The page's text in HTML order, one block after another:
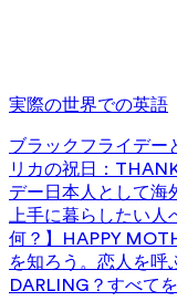
実際の世界での英語
ブラックフライデー
リカの祝日：
デー 日本人として海
上手に暮らしたい人
何？】HAPPY
を知ろう。 恋人を呼
DARLING？ すべて